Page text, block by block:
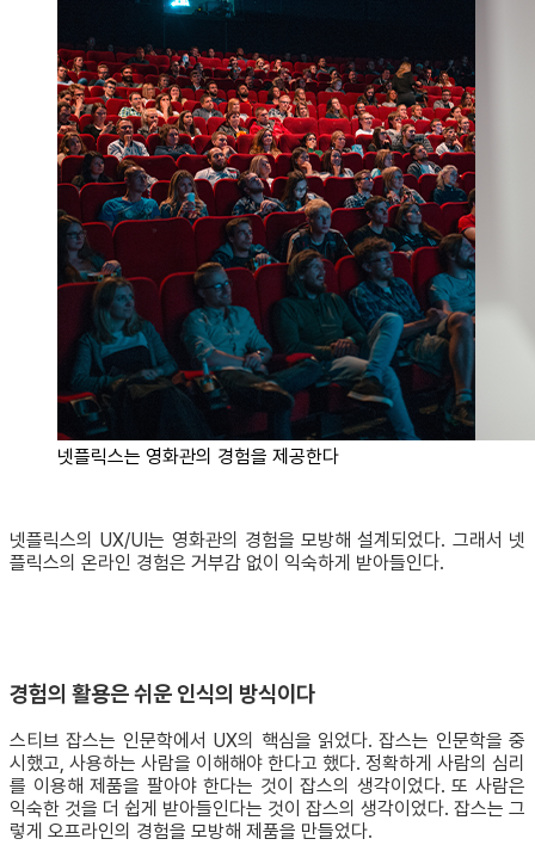
넷플릭스는 영화관의 경험을 제공한다
넷플릭스의 UX/UI는 영화관의 경험을 모방해 설계되었다. 그래서 넷
플릭스의 온라인 경험은 거부감 없이 익숙하게 받아들인다.
경험의 활용은 쉬운 인식의 방식이다
스티브 잡스는 인문학에서 UX의 핵심을 읽었다. 잡스는 인문학을 중
시했고, 사용하는 사람을 이해해야 한다고 했다. 정확하게 사람의 심리
를 이용해 제품을 팔아야 한다는 것이 잡스의 생각이었다. 또 사람은
익숙한 것을 더 쉽게 받아들인다는 것이 잡스의 생각이었다. 잡스는 그
렇게 오프라인의 경험을 모방해 제품을 만들었다.